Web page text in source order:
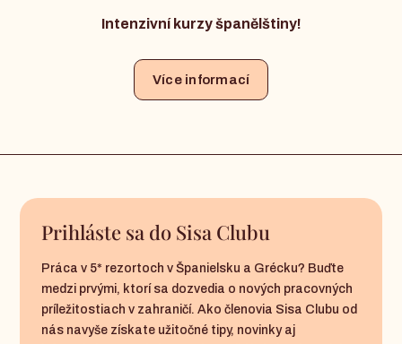
Intenzivní kurzy španělštiny!
Více informací
Prihláste sa do Sisa Clubu
Práca v 5* rezortoch v Španielsku a Grécku? Buďte
medzi prvými, ktorí sa dozvedia o nových pracovných
príležitostiach v zahraničí. Ako členovia Sisa Clubu od
nás navyše získate užitočné tipy, novinky aj